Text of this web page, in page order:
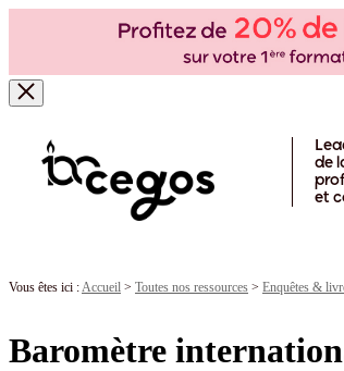
de
et
Vous êtes ici :Accueil > Toutes nos ressources > Enquêtes &
Baromètre